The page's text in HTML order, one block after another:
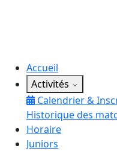
Accueil
Activités
Calendrier &
Historique des
Horaire
Juniors